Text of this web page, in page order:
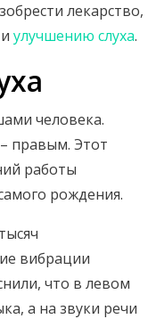
лекарство,
улучшению слуха.
человека.
правым. Этот
работы
рождения.
вибрации
что в левом
а на звуки речи